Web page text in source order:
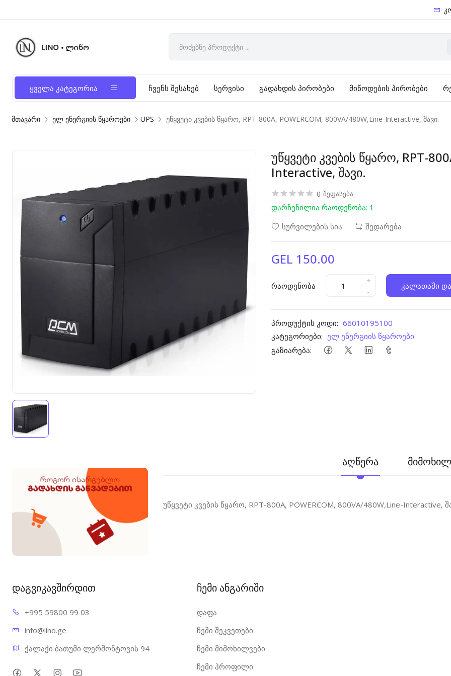
ყველა კატეგორია ჩვენს შესახებ სერვისი გადახდის პირობები მიწოდების პირობები
მთავარი ელ ენერგიის წყაროები UPS უწყვეტი კვების წყარო, RPT-800A, POWERCOM, 800VA/480W,Line-Interactive, შავი.
უწყვეტი კვების წყარო, RPT-
Interactive, შავი.
0 შეფასება
დარჩენილია რაოდენობა: 1
სურვილების სია
შედარება
GEL 150.00
რაოდენობა
+
-
კალათაში
პროდუქტის კოდი: 66010195100
კატეგორიები: ელ ენერგიის წყაროები
გაზიარება:
აღწერა
უწყვეტი კვების წყარო, RPT-800A, POWERCOM, 800VA/480W,Line-Interactive,
დაგვიკავშირდით
+995 59800 99 03
info@lino.ge
ქალაქი ბათუმი ლერმონტოვის 94
ჩემი ანგარიში
დაფა
ჩემი შეკვეთები
ჩემი მიმოხილვები
ჩემი პროფილი